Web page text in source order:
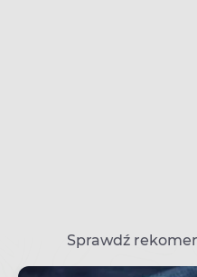
Sprawdź